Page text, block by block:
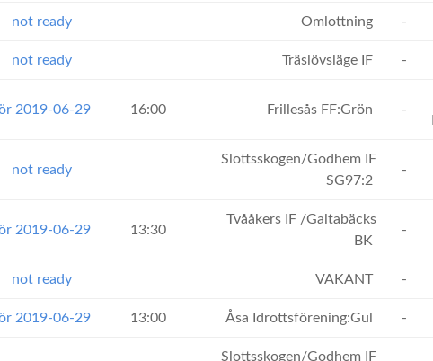
not ready Omlottning -
not ready Träslövsläge IF -
2019-06-29 16:00 Frillesås FF:Grön -
not ready
Slottsskogen/Godhem IF
SG97:2
-
2019-06-29 13:30
Tvååkers IF /Galtabäcks
BK
-
not ready VAKANT -
2019-06-29 13:00 Åsa Idrottsförening:Gul -
Slottsskogen/Godhem IF